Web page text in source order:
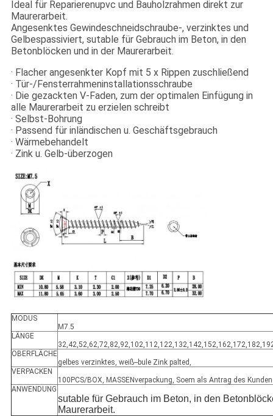
Ideal für Reparierenupvc und Bauholzrahmen direkt zur
Maurerarbeit.
Angesenktes Gewindeschneidschraube-, verzinktes und
Gelbespassiviert, sutable für Gebrauch im Beton, in den
Betonblöcken und in der Maurerarbeit.
· Flacher angesenkter Kopf mit 5 x Rippen zuschließend
· Tür-/Fensterrahmeninstallationsschraube
· Die gezackten V-Faden, zum der optimalen Einfügung in
alle Maurerarbeit zu erzielen schreibt
· Selbst-Bohrung
· Passend für inländischen u. Geschäftsgebrauch
· Wärmebehandelt
· Zink u. Gelb-überzogen
MODUS
M7.5
LÄNGE
OBERFLÄCHE
gelbes verzinktes, weiß--bule Zink palted,
VERPACKEN
100PCS/BOX, MASSENverpackung, Soem als Antrag des Kunden
ANWENDUNG
sutable für Gebrauch im Beton, in den
Maurerarbeit.